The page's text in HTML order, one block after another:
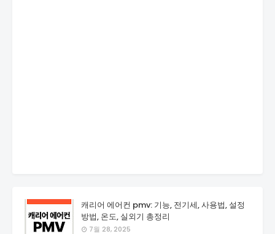
캐리어 에어컨 pmv: 기능, 전기세, 사용법, 설정
방법, 온도, 실외기 총정리
7월 28, 2025